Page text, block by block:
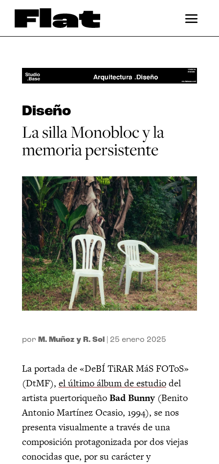
Diseño
La silla Monobloc y la
memoria persistente
por M. Muñoz y R. Sol 25 enero 2025
La portada de «DeBÍ TiRAR MáS FOToS»
(DtMF), el último álbum de estudiodel
artista puertoriqueñoBad Bunny (Benito
Antonio Martínez Ocasio, 1994), se nos
presenta visualmente a través de una
composición protagonizada por dos viejas
conocidas que, por su carácter y